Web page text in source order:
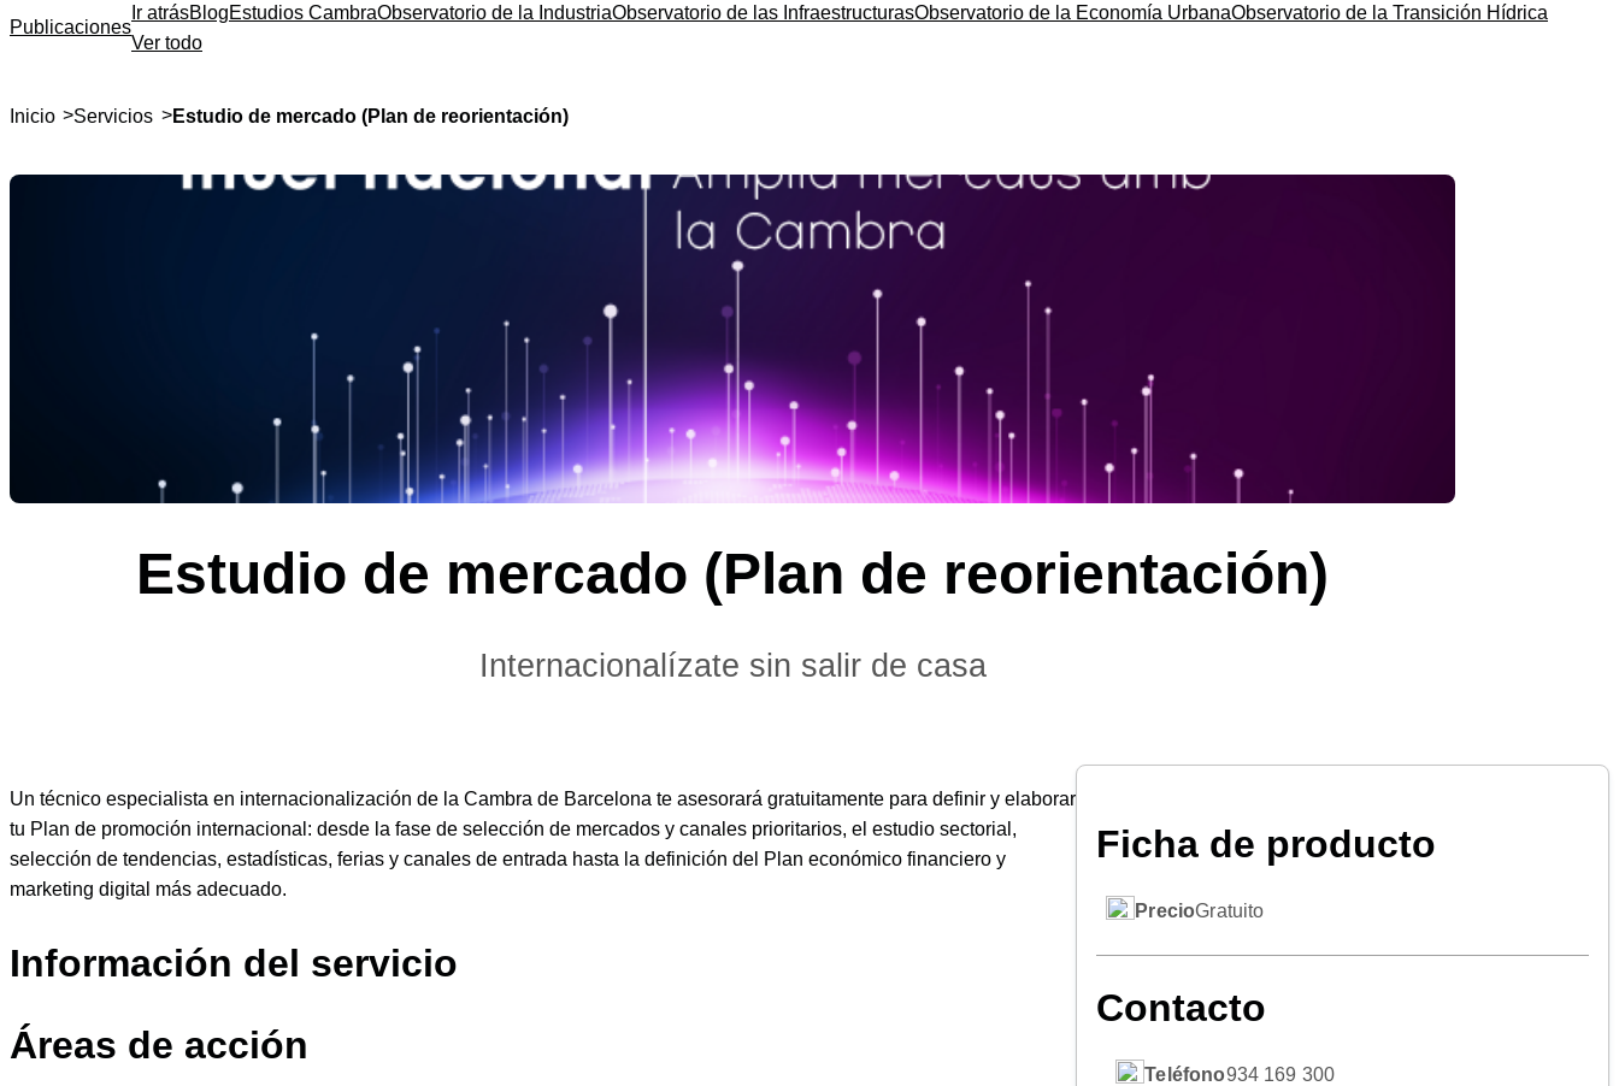
Publicaciones
Ir atrásBlogEstudios CambraObservatorio de la IndustriaObservatorio de las InfraestructurasObservatorio de la Economía UrbanaObservatorio de la Transición Hídrica
Ver todo
Inicio >Servicios >Estudio de mercado (Plan de reorientación)
Estudio de mercado (Plan de reorientación)
Internacionalízate sin salir de casa
Un técnico especialista en internacionalización de la Cambra de Barcelona te asesorará gratuitamente para definir y elaborar
tu Plan de promoción internacional: desde la fase de selección de mercados y canales prioritarios, el estudio sectorial,
selección de tendencias, estadísticas, ferias y canales de entrada hasta la definición del Plan económico financiero y
marketing digital más adecuado.
Información del servicio
Áreas de acción
Ficha de producto
PrecioGratuito
Contacto
Teléfono934 169 300